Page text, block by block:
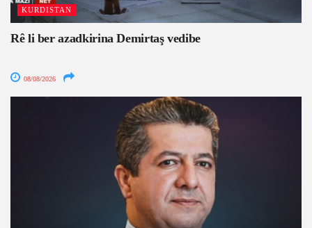
KURDISTAN
Rê li ber azadkirina Demirtaş vedibe
08/08/2026